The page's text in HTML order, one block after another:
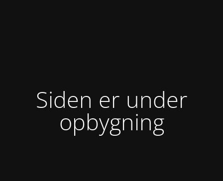
Siden er under
opbygning